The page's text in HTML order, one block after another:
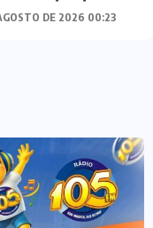
DE 2026 00:20